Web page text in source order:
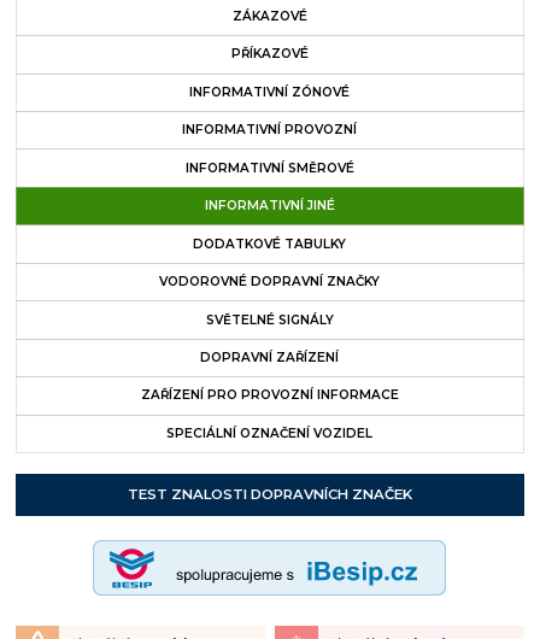
ZÁKAZOVÉ
PŘÍKAZOVÉ
INFORMATIVNÍ ZÓNOVÉ
INFORMATIVNÍ PROVOZNÍ
INFORMATIVNÍ SMĚROVÉ
INFORMATIVNÍ JINÉ
DODATKOVÉ TABULKY
VODOROVNÉ DOPRAVNÍ ZNAČKY
SVĚTELNÉ SIGNÁLY
DOPRAVNÍ ZAŘÍZENÍ
ZAŘÍZENÍ PRO PROVOZNÍ INFORMACE
SPECIÁLNÍ OZNAČENÍ VOZIDEL
TEST ZNALOSTI DOPRAVNÍCH ZNAČEK